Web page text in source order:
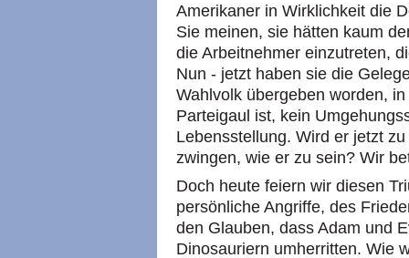
Amerikaner in Wirklichkeit die
Sie meinen, sie hätten kaum
die Arbeitnehmer einzutreten,
Nun - jetzt haben sie die
Wahlvolk übergeben worden,
Parteigaul ist, kein
Lebensstellung. Wird er jetzt
zwingen, wie er zu sein? Wir
Doch heute feiern wir diesen
persönliche Angriffe, des
den Glauben, dass Adam und
Dinosauriern umherritten. Wie